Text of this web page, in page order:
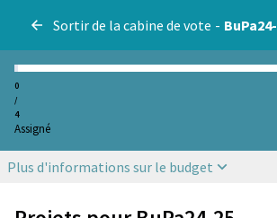
Sortir de la cabine de vote -
0
/
4
Assigné
Plus d'informations sur le budget